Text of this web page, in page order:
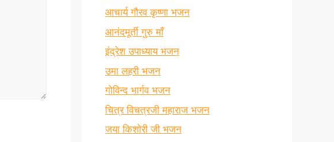
आचार्य गौरव कृष्णा भजन
आनंदमूर्ती गुरु माँ
इंद्रेश उपाध्याय भजन
उमा लहरी भजन
गोविन्द भार्गव भजन
चित्र विचत्रजी महाराज भजन
जया किशोरी जी भजन